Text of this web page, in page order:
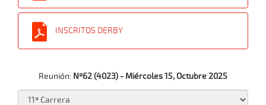
INSCRITOS DERBY
Reunión: Nº62 (4023) - Miércoles 15, Octubre 2025